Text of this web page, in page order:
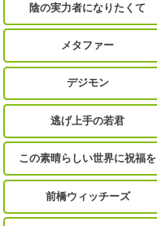
陰の実力者になりたくて
メタファー
デジモン
逃げ上手の若君
この素晴らしい世界に祝福を
前橋ウィッチーズ